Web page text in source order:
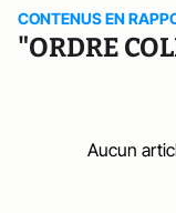
CONTENUS EN
"ORDRE
Aucun